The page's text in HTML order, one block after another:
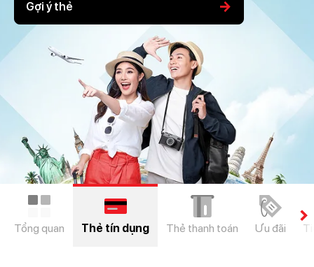
Gợi ý thẻ arrow_forward
Tổng quan Thẻ tín dụng Thẻ thanh toán Ưu đãi
chevron_right